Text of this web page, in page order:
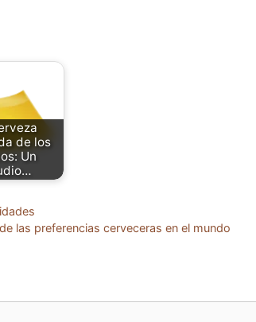
de los
Un
las preferencias cerveceras en el mundo